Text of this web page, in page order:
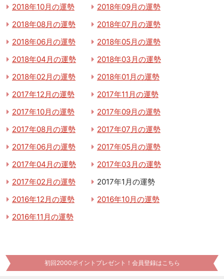
2018年10月の運勢
2018年09月の運勢
2018年08月の運勢
2018年07月の運勢
2018年06月の運勢
2018年05月の運勢
2018年04月の運勢
2018年03月の運勢
2018年02月の運勢
2018年01月の運勢
2017年12月の運勢
2017年11月の運勢
2017年10月の運勢
2017年09月の運勢
2017年08月の運勢
2017年07月の運勢
2017年06月の運勢
2017年05月の運勢
2017年04月の運勢
2017年03月の運勢
2017年02月の運勢
2017年1月の運勢
2016年12月の運勢
2016年10月の運勢
2016年11月の運勢
初回2000ポイントプレゼント！会員登録はこちら